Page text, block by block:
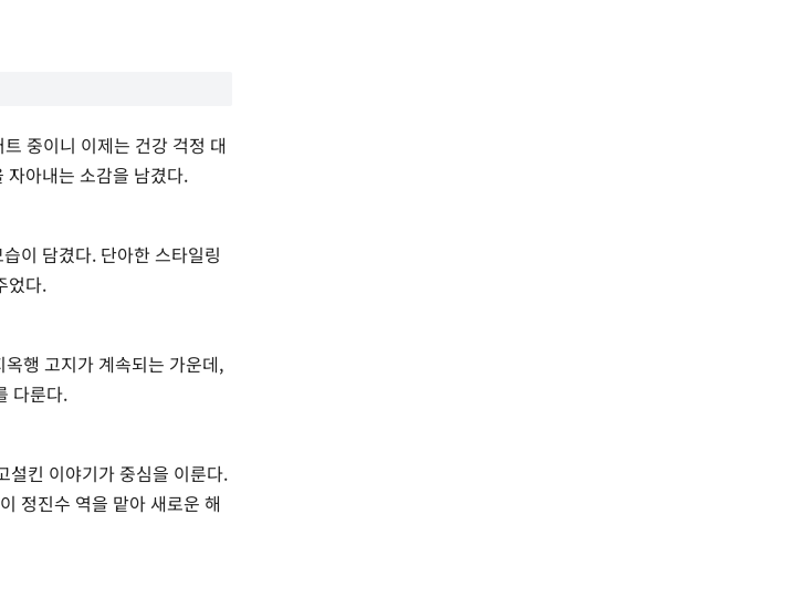
중이니 이제는 건강 걱정 대
자아내는 소감을 남겼다.
이 담겼다. 단아한 스타일링
었다.
행 고지가 계속되는 가운데,
다룬다.
설킨 이야기가 중심을 이룬다.
정진수 역을 맡아 새로운 해